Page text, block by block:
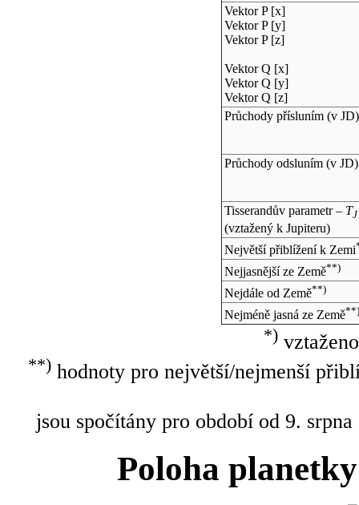
Vektor P [x]
Vektor P [y]
Vektor P [z]
Vektor Q [x]
Vektor Q [y]
Vektor Q [z]
Průchody přísluním (v JD)
Průchody odsluním (v JD)
Tisserandův parametr – TJ
(vztažený k Jupiteru)
Největší přiblížení k Zemi
Nejjasnější ze Země**)
Nejdále od Země**)
Nejméně jasná ze Země**)
*)
**)hodnoty pro největší/nejmenší
jsou spočítány pro období od 9.
Poloha